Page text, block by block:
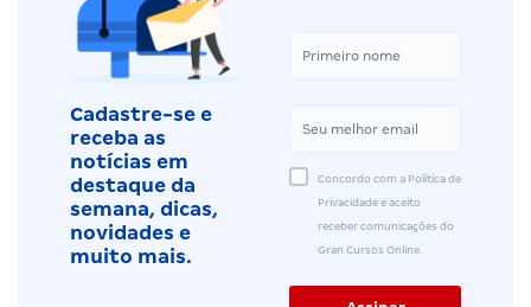
Cadastre-se e
receba as
notícias em
destaque da
semana, dicas,
novidades e
muito mais.
Concordo com a Política de
Privacidade e aceito
receber comunicações do
Gran Cursos Online.